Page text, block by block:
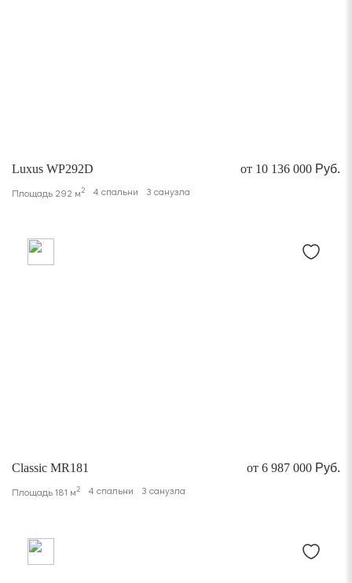
Luxus WP292D от 10 136 000 Руб.
Площадь 292 м2 4 спальни 3 санузла
Classic MR181 от 6 987 000 Руб.
Площадь 181 м2 4 спальни 3 санузла